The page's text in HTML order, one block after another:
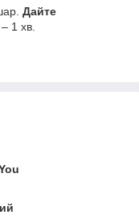
Дайте
1 хв.